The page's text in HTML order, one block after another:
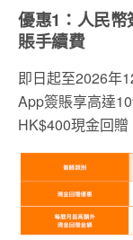
優惠1：人民
賬手續費
即日起至2026年
App簽賬享高達
HK$400現金回贈